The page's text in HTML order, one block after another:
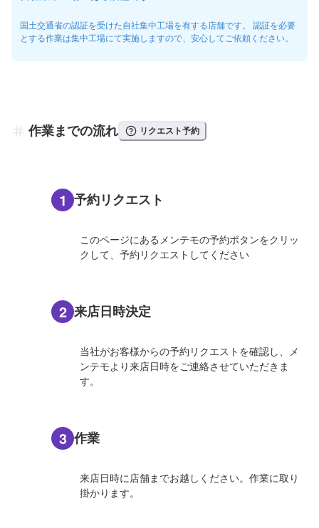
国土交通省の認証を受けた自社集中工場を有する店舗です。 認証を必要
とする作業は集中工場にて実施しますので、安心してご依頼ください。
作業までの流れ リクエスト予約
1 予約リクエスト
このページにあるメンテモの予約ボタンをクリッ
クして、予約リクエストしてください
2 来店日時決定
当社がお客様からの予約リクエストを確認し、メ
ンテモより来店日時をご連絡させていただきま
す。
3 作業
来店日時に店舗までお越しください。作業に取り
掛かります。